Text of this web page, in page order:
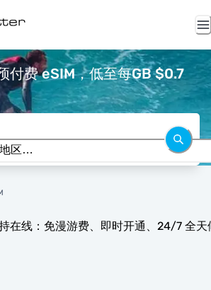
付费 eSIM，低至每GB $0.7
在线：免漫游费、即时开通、24/7 全天